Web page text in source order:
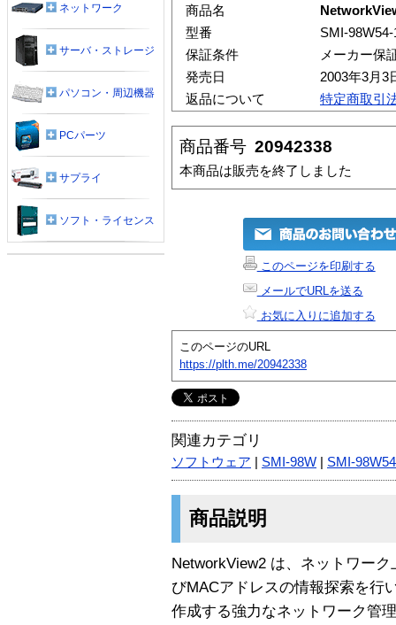
商品名
型番
SMI-
保証条件
メーカー保
発売日
2003年3月3
返品について
特定商取引
商品番号 20942338
本商品は販売を終了しました
このページを印刷する
メールでURLを送る
お気に入りに追加する
このページのURL
https://plth.me/20942338
関連カテゴリ
ソフトウェア SMI-98W SMI-98W54
商品説明
NetworkView2 は、ネットワー
びMACアドレスの情報探索を行
作成する強力なネットワーク管
ネットワーク
サーバ・ストレージ
パソコン・周辺機器
PCパーツ
サプライ
ソフト・ライセンス